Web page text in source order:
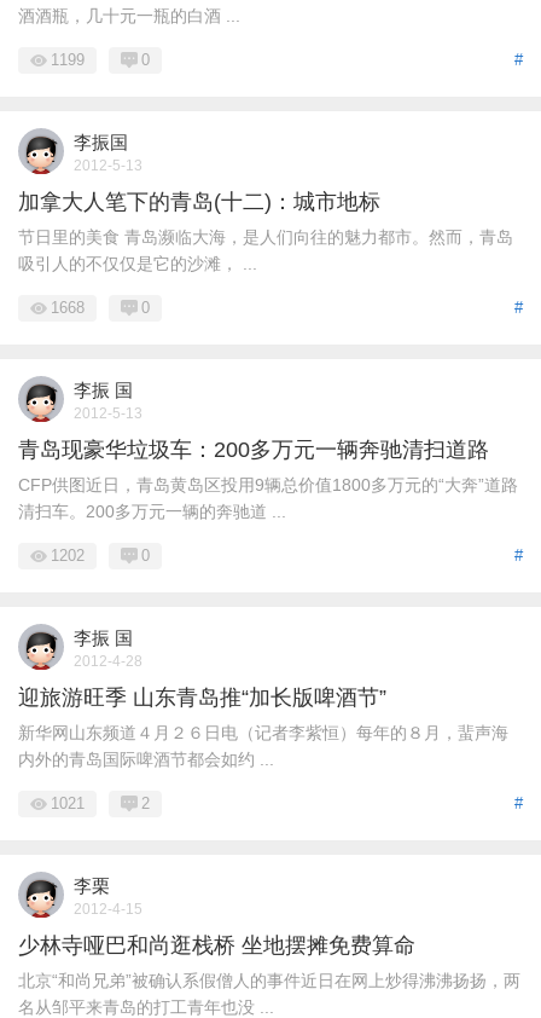
酒酒瓶，几十元一瓶的白酒 ...
#
1199 0
李振国
2012-5-13
加拿大人笔下的青岛(十二)：城市地标
节日里的美食 青岛濒临大海，是人们向往的魅力都市。然而，青岛
吸引人的不仅仅是它的沙滩， ...
#
1668 0
李振 国
2012-5-13
青岛现豪华垃圾车：200多万元一辆奔驰清扫道路
CFP供图近日，青岛黄岛区投用9辆总价值1800多万元的“大奔”道路
清扫车。200多万元一辆的奔驰道 ...
#
1202 0
李振 国
2012-4-28
迎旅游旺季 山东青岛推“加长版啤酒节”
新华网山东频道４月２６日电（记者李紫恒）每年的８月，蜚声海
内外的青岛国际啤酒节都会如约 ...
#
1021 2
李栗
2012-4-15
少林寺哑巴和尚逛栈桥 坐地摆摊免费算命
北京“和尚兄弟”被确认系假僧人的事件近日在网上炒得沸沸扬扬，两
名从邹平来青岛的打工青年也没 ...